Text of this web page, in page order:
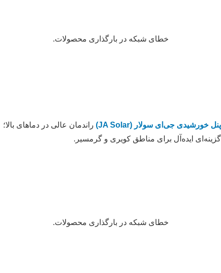
خطای شبکه در بارگذاری محصولات.
پنل خورشیدی جی‌ای سولار (JA Solar)
راندمان عالی در دماهای بالا؛
گزینه‌ای ایده‌آل برای مناطق کویری و گرمسیر.
خطای شبکه در بارگذاری محصولات.